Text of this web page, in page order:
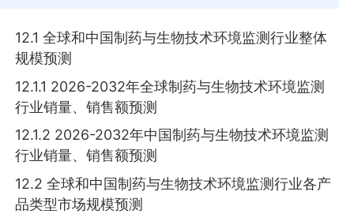
12.1 全球和中国制药与生物技术环境监测行业整体
规模预测
12.1.1 2026-2032年全球制药与生物技术环境监测
行业销量、销售额预测
12.1.2 2026-2032年中国制药与生物技术环境监测
行业销量、销售额预测
12.2 全球和中国制药与生物技术环境监测行业各产
品类型市场规模预测